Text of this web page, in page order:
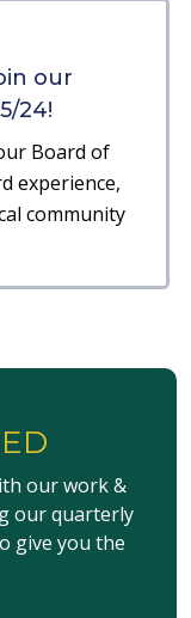
our
24!
Board of
experience,
community
our work &
our quarterly
give you the